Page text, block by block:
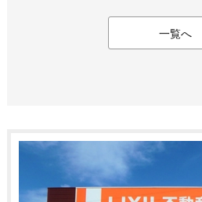
一覧へ